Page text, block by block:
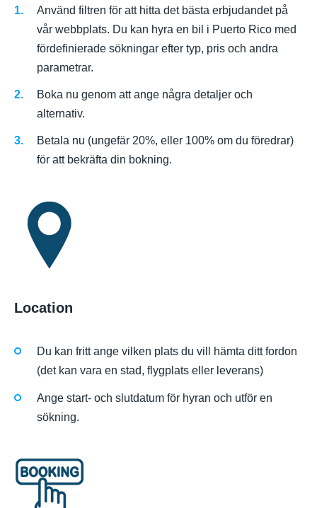
Använd filtren för att hitta det bästa erbjudandet på
vår webbplats. Du kan hyra en bil i Puerto Rico med
fördefinierade sökningar efter typ, pris och andra
parametrar.
Boka nu genom att ange några detaljer och
alternativ.
Betala nu (ungefär 20%, eller 100% om du föredrar)
för att bekräfta din bokning.
Location
Du kan fritt ange vilken plats du vill hämta ditt fordon
(det kan vara en stad, flygplats eller leverans)
Ange start- och slutdatum för hyran och utför en
sökning.